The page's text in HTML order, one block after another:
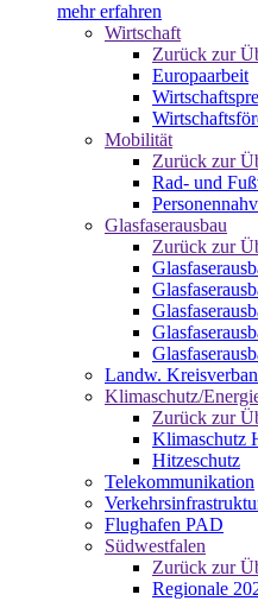
mehr erfahren
Wirtschaft
Zurück zur
Europaarbeit
Mobilität
Zurück zur
Rad- und
Glasfaserausbau
Zurück zur
Landw.
Klimaschutz/
Zurück zur
Klimaschutz
Hitzeschutz
Telekommunikation
Flughafen PAD
Südwestfalen
Zurück zur
Regionale